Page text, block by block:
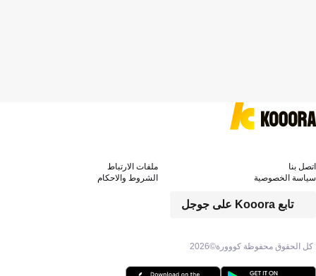
كل الحقوق محفوظة كووورة©2026
تابع Kooora على جوجل
اتصل بنا
ملفات الارتباط
سياسة الخصوصية
الشروط والاحكام